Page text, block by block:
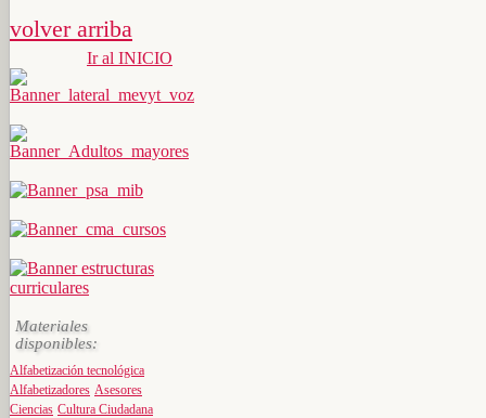
volver arriba
Ir al INICIO
Materiales
disponibles:
Alfabetización tecnológica
Alfabetizadores Asesores
Ciencias Cultura Ciudadana